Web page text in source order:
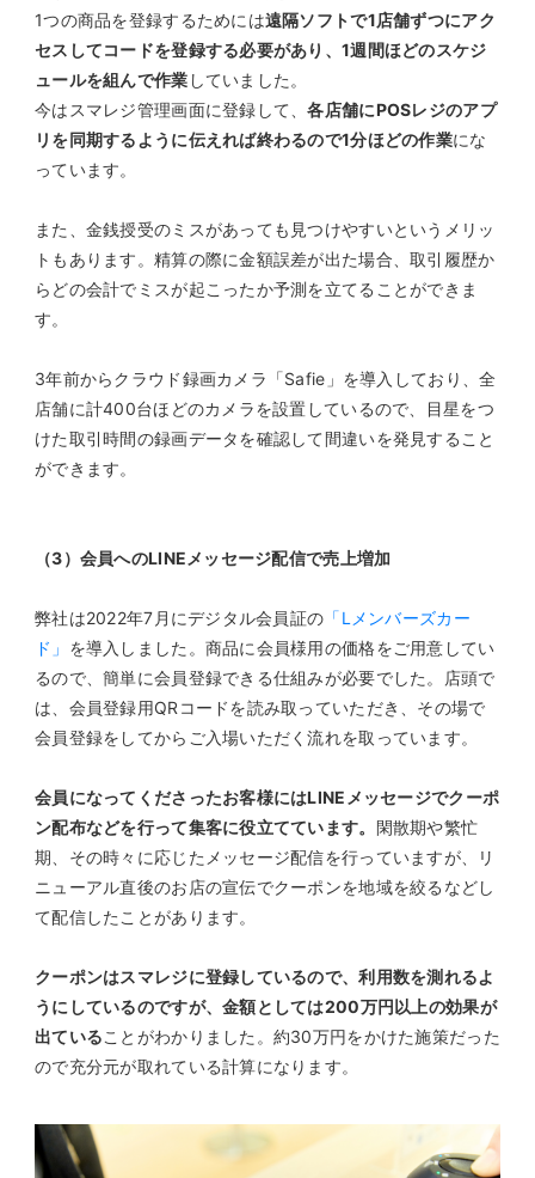
1つの商品を登録するためには遠隔ソフトで1店舗ずつにアク
セスしてコードを登録する必要があり、1週間ほどのスケジ
ュールを組んで作業 していました。
今はスマレジ管理画面に登録して、各店舗にPOSレジのアプ
リを同期するように伝えれば終わるので1分ほどの作業にな
っています。
また、金銭授受のミスがあっても見つけやすいというメリッ
トもあります。精算の際に金額誤差が出た場合、取引履歴か
らどの会計でミスが起こったか予測を立てることができま
す。
3年前からクラウド録画カメラ「Safie」を導入しており、全
店舗に計400台ほどのカメラを設置しているので、目星をつ
けた取引時間の録画データを確認して間違いを発見すること
ができます。
（3）会員へのLINEメッセージ配信で売上増加
弊社は2022年7月にデジタル会員証の 「Lメンバーズカー
ド」 を導入しました。商品に会員様用の価格をご用意してい
るので、簡単に会員登録できる仕組みが必要でした。店頭で
は、会員登録用QRコードを読み取っていただき、その場で
会員登録をしてからご入場いただく流れを取っています。
会員になってくださったお客様にはLINEメッセージでクーポ
ン配布などを行って集客に役立てています。 閑散期や繁忙
期、その時々に応じたメッセージ配信を行っていますが、リ
ニューアル直後のお店の宣伝でクーポンを地域を絞るなどし
て配信したことがあります。
クーポンはスマレジに登録しているので、利用数を測れるよ
うにしているのですが、金額としては200万円以上の効果が
出ていることがわかりました。約30万円をかけた施策だった
ので充分元が取れている計算になります。